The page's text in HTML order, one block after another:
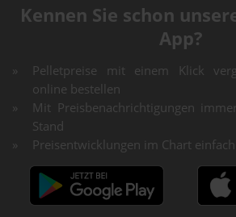
Kennen Sie schon
App?
Pelletpreise mit einem Klick
online bestellen
Mit Preisbenachrichtigungen
Stand
Preisentwicklungen im Chart